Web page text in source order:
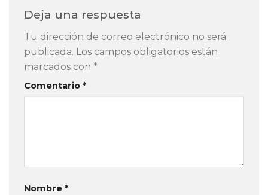
Deja una respuesta
Tu dirección de correo electrónico no será
publicada. Los campos obligatorios están
marcados con *
Comentario *
Nombre *